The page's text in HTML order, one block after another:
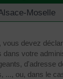
Moselle
vous devez
votre
d'adresse
..., ou, dans le